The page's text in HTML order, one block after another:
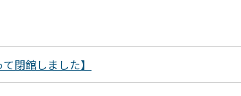
閉館しました】